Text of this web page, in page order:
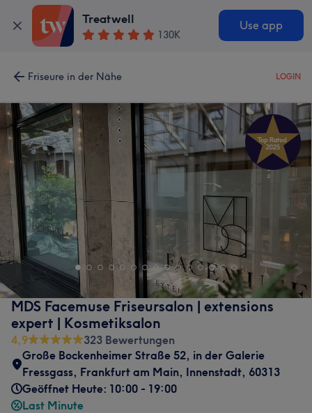
Treatwell
130K
Use app
Friseure in der Nähe LOGIN
MDS Facemuse Friseursalon | extensions
expert | Kosmetiksalon
4,9
323 Bewertungen
Große Bockenheimer Straße 52, in der Galerie
Fressgass, Frankfurt am Main, Innenstadt, 60313
Geöffnet Heute: 10:00 - 19:00
Last Minute